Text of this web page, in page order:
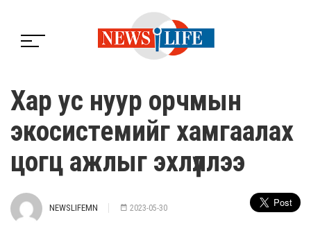
Хар ус нуур орчмын
экосистемийг хамгаалах
цогц ажлыг эхлүүллээ
NEWSLIFEMN 2023-05-30